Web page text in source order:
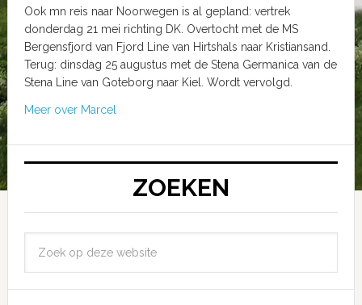
Ook mn reis naar Noorwegen is al gepland: vertrek
donderdag 21 mei richting DK. Overtocht met de MS
Bergensfjord van Fjord Line van Hirtshals naar Kristiansand.
Terug: dinsdag 25 augustus met de Stena Germanica van de
Stena Line van Goteborg naar Kiel. Wordt vervolgd.
Meer over Marcel
ZOEKEN